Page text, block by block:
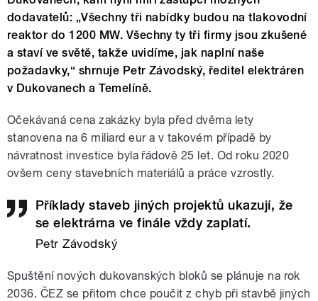
dodavatelů: „Všechny tři nabídky budou na tlakovodní
reaktor do 1200 MW. Všechny ty tři firmy jsou zkušené
a staví ve světě, takže uvidíme, jak naplní naše
požadavky,“ shrnuje Petr Závodský, ředitel elektráren
v Dukovanech a Temelíně.
Očekávaná cena zakázky byla před dvěma lety
stanovena na 6 miliard eur a v takovém případě by
návratnost investice byla řádově 25 let. Od roku 2020
ovšem ceny stavebních materiálů a práce vzrostly.
Příklady staveb jiných projektů ukazují, že
se elektrárna ve finále vždy zaplatí.
Petr Závodský
Spuštění nových dukovanských bloků se plánuje na rok
2036. ČEZ se přitom chce poučit z chyb při stavbě jiných